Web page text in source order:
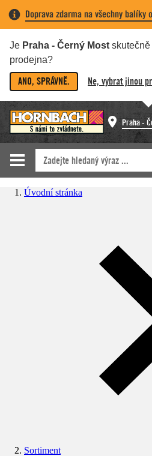
Doprava zdarma na všechny balíky
Je Praha - Černý Most
prodejna?
ANO, SPRÁVNĚ. Ne, vybrat jinou
Praha -
Úvodní stránka
Sortiment